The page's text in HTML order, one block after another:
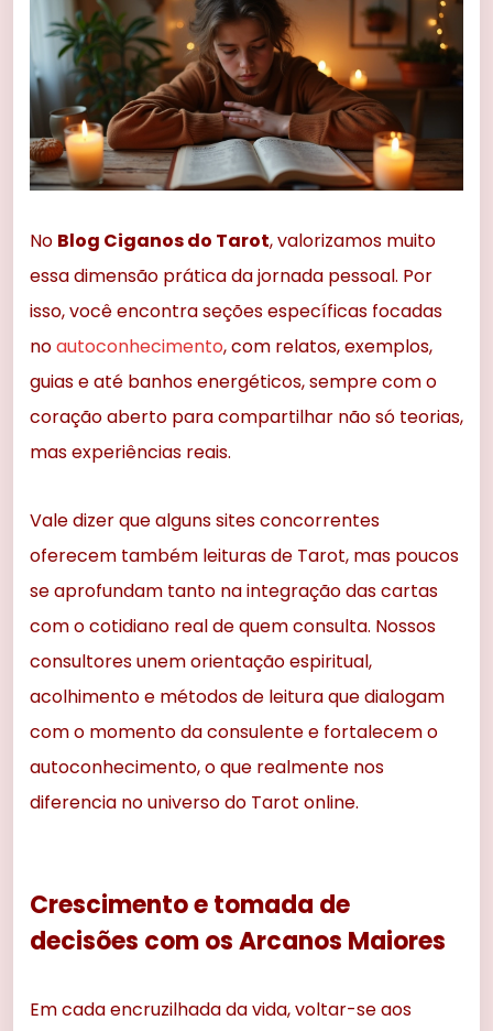
No Blog Ciganos do Tarot, valorizamos muito
essa dimensão prática da jornada pessoal. Por
isso, você encontra seções específicas focadas
noautoconhecimento, com relatos, exemplos,
guias e até banhos energéticos, sempre com o
coração aberto para compartilhar não só teorias,
mas experiências reais.
Vale dizer que alguns sites concorrentes
oferecem também leituras de Tarot, mas poucos
se aprofundam tanto na integração das cartas
com o cotidiano real de quem consulta. Nossos
consultores unem orientação espiritual,
acolhimento e métodos de leitura que dialogam
com o momento da consulente e fortalecem o
autoconhecimento, o que realmente nos
diferencia no universo do Tarot online.
Crescimento e tomada de
decisões com os Arcanos Maiores
Em cada encruzilhada da vida, voltar-se aos